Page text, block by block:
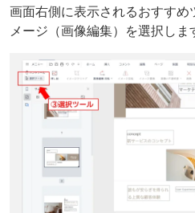
画面右側に表示されるおすすめ
メージ（画像編集）を選択しま